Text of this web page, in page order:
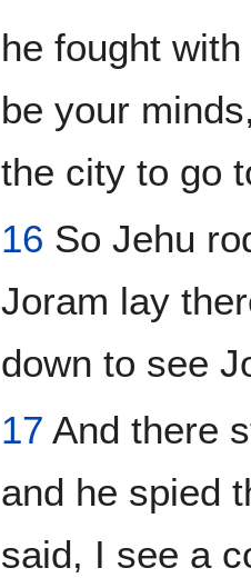
he fought
be your
the city to go
16 So Jehu
Joram lay
down to see
17 And there
and he spied
said, I see a